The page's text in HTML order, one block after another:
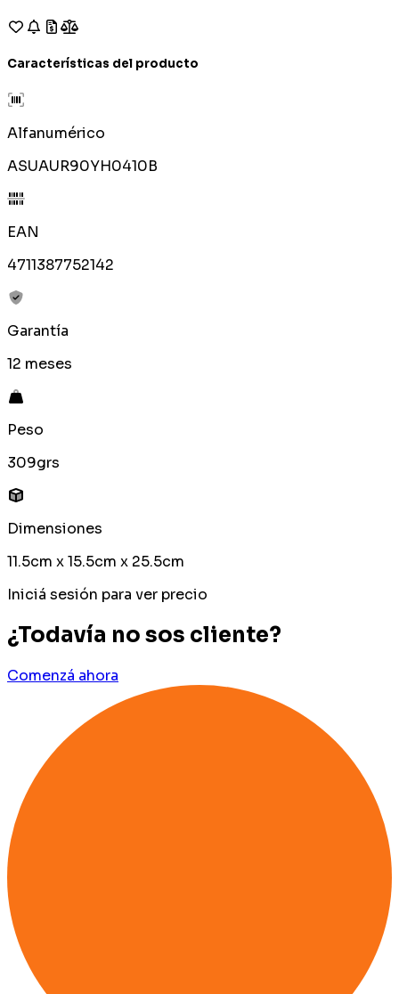
Características del producto
Alfanumérico
ASUAUR90YH0410B
EAN
4711387752142
Garantía
12 meses
Peso
309grs
Dimensiones
11.5cm x 15.5cm x 25.5cm
Iniciá sesión para ver precio
¿Todavía no sos cliente?
Comenzá ahora